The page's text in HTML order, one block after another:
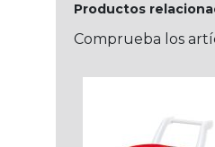
Productos
Comprueba los